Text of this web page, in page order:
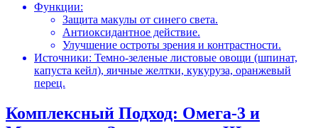
Функции:
Защита макулы от синего света.
Антиоксидантное действие.
Улучшение остроты зрения и контрастности.
Источники: Темно-зеленые листовые овощи (шпинат,
капуста кейл), яичные желтки, кукуруза, оранжевый
перец.
Комплексный Подход: Омега-3 и